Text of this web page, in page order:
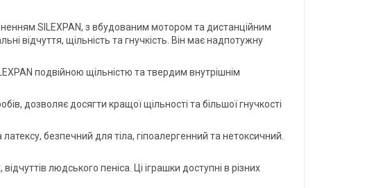
SILEXPAN, з вбудованим мотором та дистанційним
відчуття, щільність та гнучкість. Він має надпотужну
подвійною щільністю та твердим внутрішнім
дозволяє досягти кращої щільності та більшої гнучкості
безпечний для тіла, гіпоалергенний та нетоксичний.
людського пеніса. Ці іграшки доступні в різних